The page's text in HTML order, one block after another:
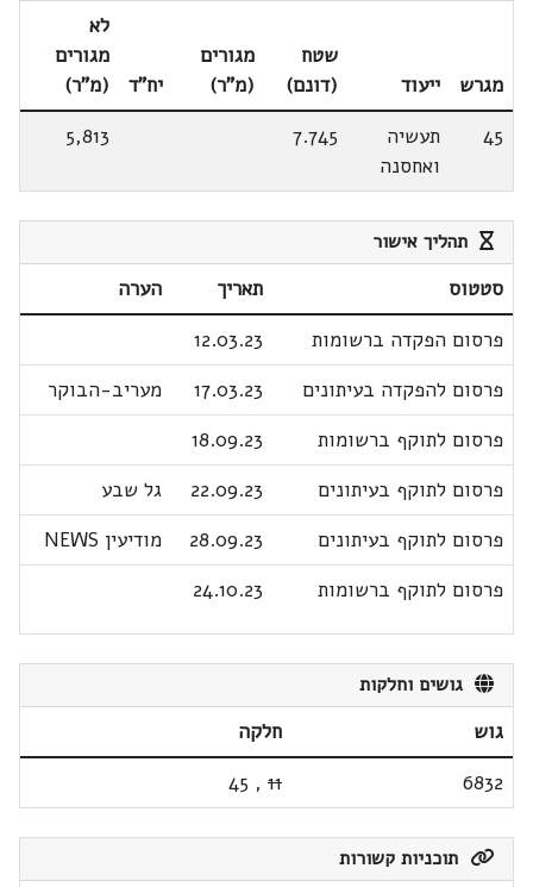
מגרש ייעוד
שטח
(דונם)
מגורים
(מ"ר)
יח"ד
לא
מגורים
(מ"ר)
45
תעשיה
ואחסנה
7.745
5,813
תהליך אישור
סטטוס תאריך
הערה
פרסום הפקדה ברשומות
12.03.23
פרסום להפקדה בעיתונים
17.03.23
מעריב-הבוקר
פרסום לתוקף ברשומות
18.09.23
פרסום לתוקף בעיתונים
22.09.23
גל שבע
פרסום לתוקף בעיתונים
28.09.23
מודיעין NEWS
פרסום לתוקף ברשומות
24.10.23
גושים וחלקות
גוש
חלקה
6832
11
,
45
תוכניות קשורות